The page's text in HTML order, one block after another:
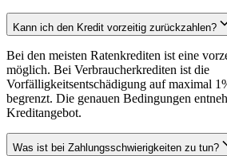
Kann ich den Kredit vorzeitig zurückzahlen?
Bei den meisten Ratenkrediten ist eine
möglich. Bei Verbraucherkrediten ist die
Vorfälligkeitsentschädigung auf maximal
begrenzt. Die genauen Bedingungen
Kreditangebot.
Was ist bei Zahlungsschwierigkeiten zu tun?